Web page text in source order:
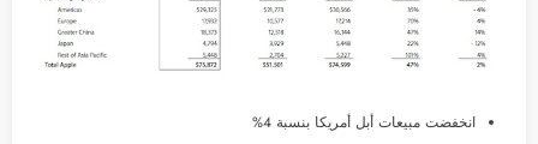
انخفضت مبيعات أبل أمريكا بنسبة 4%